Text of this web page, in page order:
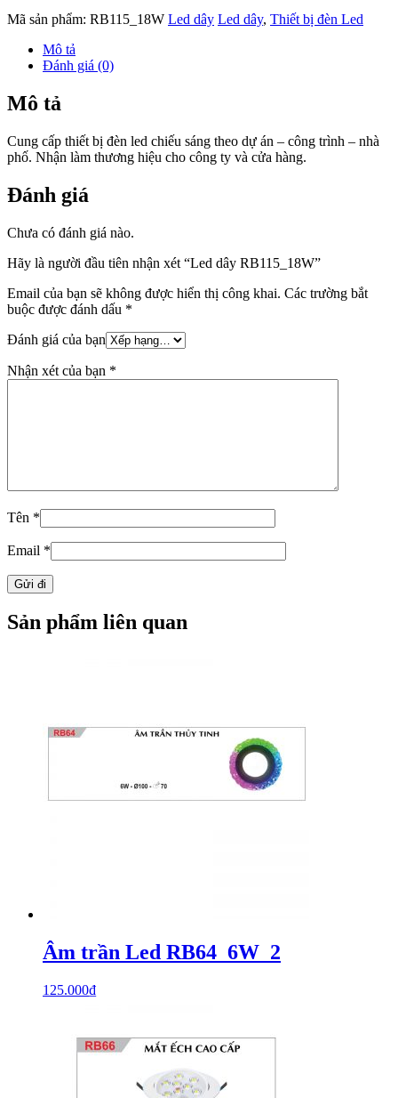
Mã sản phẩm: RB115_18W Led dây Led dây, Thiết bị đèn Led
Mô tả
Đánh giá (0)
Mô tả
Cung cấp thiết bị đèn led chiếu sáng theo dự án – công trình – nhà
phố. Nhận làm thương hiệu cho công ty và cửa hàng.
Đánh giá
Chưa có đánh giá nào.
Hãy là người đầu tiên nhận xét “Led dây RB115_18W”
Email của bạn sẽ không được hiển thị công khai. Các trường bắt
buộc được đánh dấu *
Đánh giá của bạn
Nhận xét của bạn *
Tên *
Email *
Sản phẩm liên quan
Âm trần Led RB64_6W_2
125.000₫